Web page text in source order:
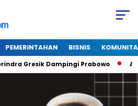
PEMERINTAHAN BISNIS
Gresik Dampingi Prabowo